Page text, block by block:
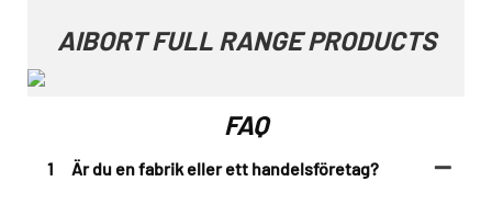
AIBORT FULL RANGE PRODUCTS
FAQ
1 Är du en fabrik eller ett handelsföretag?